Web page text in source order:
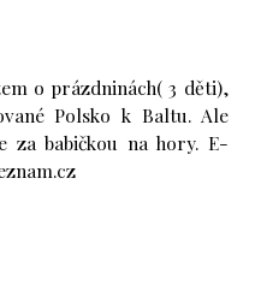
o prázdninách( 3 děti),
Polsko k Baltu. Ale
za babičkou na hory. E-